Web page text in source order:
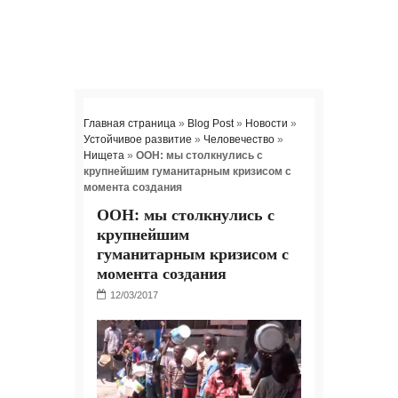
Главная страница » Blog Post» Новости »
Устойчивое развитие » Человечество »
Нищета » ООН: мы столкнулись с
крупнейшим гуманитарным кризисом с
момента создания
ООН: мы столкнулись с
крупнейшим
гуманитарным кризисом с
момента создания